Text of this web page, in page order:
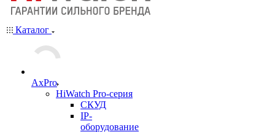
Каталог
AxPro
HiWatch Pro-серия
CКУД
IP-
оборудование